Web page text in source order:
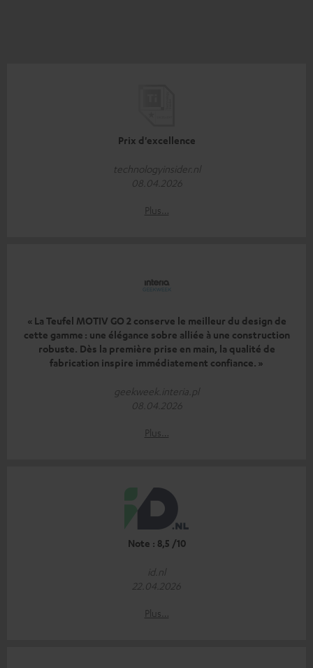
Prix d'excellence
technologyinsider.nl
08.04.2026
Plus…
« La Teufel MOTIV GO 2 conserve le meilleur du design de
cette gamme : une élégance sobre alliée à une construction
robuste. Dès la première prise en main, la qualité de
fabrication inspire immédiatement confiance. »
geekweek.interia.pl
08.04.2026
Plus…
Note : 8,5 /10
id.nl
22.04.2026
Plus…